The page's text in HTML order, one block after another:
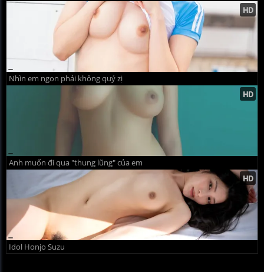
Nhìn em ngon phải không quý zị
Anh muốn đi qua "thung lũng" của em
Idol Honjo Suzu